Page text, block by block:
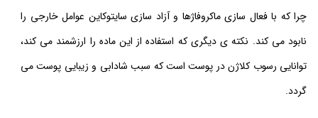
چرا که با فعال سازی ماکروفاژها و آزاد سازی سایتوکاین عوامل خارجی را
نابود می کند. نکته ی دیگری که استفاده از این ماده را ارزشمند می کند،
توانایی رسوب کلاژن در پوست است که سبب شادابی و زیبایی پوست می
گردد.